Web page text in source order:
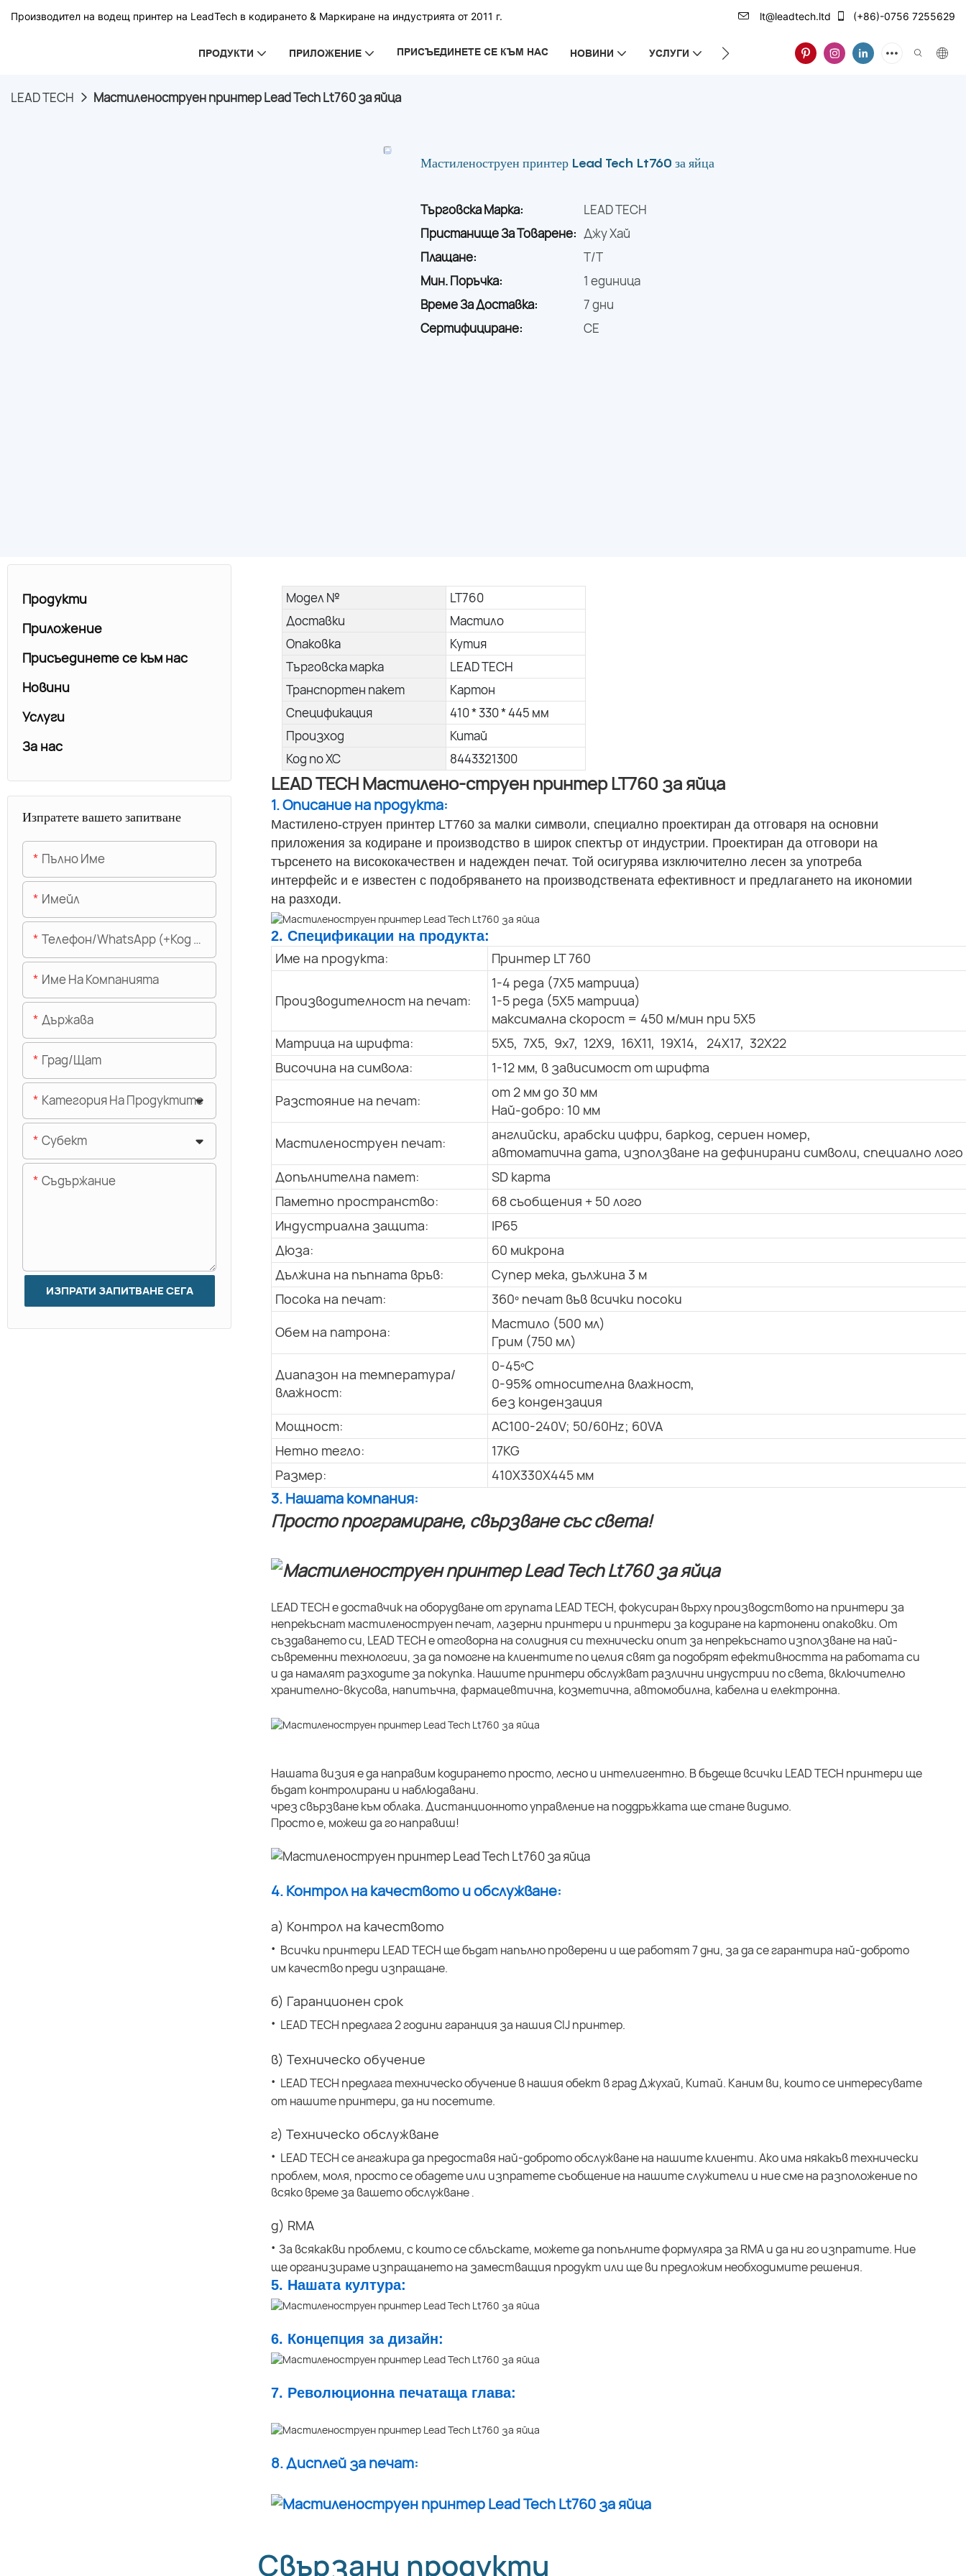
Производител на водещ принтер на LeadTech в кодирането & Маркиране на индустрията от 2011 г. lt@leadtech.ltd (+86)-0756 7255629
ПРОДУКТИ ПРИЛОЖЕНИЕ ПРИСЪЕДИНЕТЕ СЕ КЪМ НАС НОВИНИ УСЛУГИ ЗА НАС
LEAD TECH Мастиленоструен принтер Lead Tech Lt760 за яйца
Мастиленоструен принтер Lead Tech Lt760 за яйца
Търговска Марка:
LEAD TECH
Пристанище За Товарене: Джу Хай
Плащане:
T/T
Мин. Поръчка:
1 единица
Време За Доставка:
7 дни
Сертифициране:
CE
Модел №
LT760
Доставки
Мастило
Опаковка
Кутия
Търговска марка
LEAD TECH
Транспортен пакет
Картон
Спецификация
410 * 330 * 445 мм
Произход
Китай
Код по ХС
8443321300
LEAD TECH Мастилено-струен принтер LT760 за яйца
1. Описание на продукта:
Мастилено-струен принтер LT760 за малки символи, специално проектиран да отговаря на основни
приложения за кодиране и производство в широк спектър от индустрии. Проектиран да отговори на
търсенето на висококачествен и надежден печат. Той осигурява изключително лесен за употреба
интерфейс и е известен с подобряването на производствената ефективност и предлагането на икономии
на разходи.
2. Спецификации на продукта:
Име на продукта: Принтер LT 760
Производителност на печат:
1-4 реда (7X5 матрица)
1-5 реда (5X5 матрица)
максимална скорост = 450 м/мин при 5X5
Матрица на шрифта:
5X5, 7X5, 9x7, 12X9, 16X11, 19X14, 24X17, 32X22
Височина на символа:
1-12 мм, в зависимост от шрифта
Разстояние на печат:
от 2 мм до 30 мм
Най-добро: 10 мм
Мастиленоструен печат:
английски, арабски цифри, баркод, сериен номер,
автоматична дата, използване на дефинирани символи, специално лого
Допълнителна памет:
SD карта
Паметно пространство:
68 съобщения + 50 лого
Индустриална защита:
IP65
Дюза:
60 микрона
Дължина на пъпната връв:
Супер мека, дължина 3 м
Посока на печат:
360º печат във всички посоки
Обем на патрона:
Мастило (500 мл)
Грим (750 мл)
Диапазон на температура/
влажност:
0-45ºC
0-95% относителна влажност,
без кондензация
Мощност:
AC100-240V; 50/60Hz; 60VA
Нетно тегло:
17KG
Размер:
410X330X445 мм
3. Нашата компания:
Просто програмиране, свързване със света!
LEAD TECH е доставчик на оборудване от групата LEAD TECH, фокусиран върху производството на принтери за
непрекъснат мастиленоструен печат, лазерни принтери и принтери за кодиране на картонени опаковки. От
създаването си, LEAD TECH е отговорна на солидния си технически опит за непрекъснато използване на най-
съвременни технологии, за да помогне на клиентите по целия свят да подобрят ефективността на работата си
и да намалят разходите за покупка. Нашите принтери обслужват различни индустрии по света, включително
хранително-вкусова, напитъчна, фармацевтична, козметична, автомобилна, кабелна и електронна.
Нашата визия е да направим кодирането просто, лесно и интелигентно. В бъдеще всички LEAD TECH принтери ще
бъдат контролирани и наблюдавани.
чрез свързване към облака. Дистанционното управление на поддръжката ще стане видимо.
Просто е, можеш да го направиш!
4. Контрол на качеството и обслужване:
а) Контрол на качеството
· Всички принтери LEAD TECH ще бъдат напълно проверени и ще работят 7 дни, за да се гарантира най-доброто
им качество преди изпращане.
б) Гаранционен срок
· LEAD TECH предлага 2 години гаранция за нашия CIJ принтер.
в) Техническо обучение
· LEAD TECH предлага техническо обучение в нашия обект в град Джухай, Китай. Каним ви, които се интересувате
от нашите принтери, да ни посетите.
г) Техническо обслужване
· LEAD TECH се ангажира да предоставя най-доброто обслужване на нашите клиенти. Ако има някакъв технически
проблем, моля, просто се обадете или изпратете съобщение на нашите служители и ние сме на разположение по
всяко време за вашето обслужване .
д) RMA
· За всякакви проблеми, с които се сблъскате, можете да попълните формуляра за RMA и да ни го изпратите. Ние
ще организираме изпращането на заместващия продукт или ще ви предложим необходимите решения.
5. Нашата култура:
6. Концепция за дизайн:
7. Революционна печатаща глава:
8. Дисплей за печат:
Свързани продукти
Продукти
Приложение
Присъединете се към нас
Новини
Услуги
За нас
Изпратете вашето запитване
Пълно Име
Имейл
Телефон/WhatsApp (+Код На Областта)
Име На Компанията
Държава
Град/щат
Категория На Продуктите
Субект
Съдържание
ИЗПРАТИ ЗАПИТВАНЕ СЕГА